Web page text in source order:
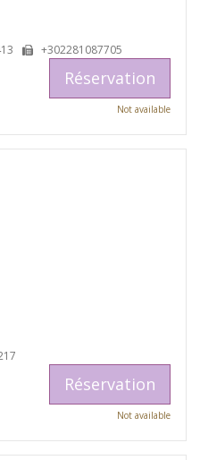
+302281087705
Réservation
Not available
Réservation
Not available